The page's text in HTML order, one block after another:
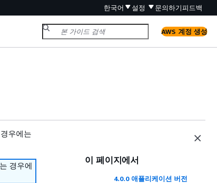
한국어 설정 문의하기피드백
AWS 계정 생성
우에는
경우에
이 페이지에서
4.0.0 애플리케이션 버전